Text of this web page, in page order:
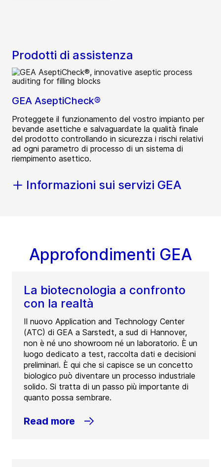
Prodotti di assistenza
GEA AseptiCheck®
Proteggete il funzionamento del vostro impianto per
bevande asettiche e salvaguardate la qualità finale
del prodotto controllando in sicurezza i rischi relativi
ad ogni parametro di processo di un sistema di
riempimento asettico.
Informazioni sui servizi GEA
Approfondimenti GEA
La biotecnologia a confronto
con la realtà
Il nuovo Application and Technology Center
(ATC) di GEA a Sarstedt, a sud di Hannover,
non è né uno showroom né un laboratorio. È un
luogo dedicato a test, raccolta dati e decisioni
preliminari. È qui che si capisce se un concetto
biologico può diventare un processo industriale
solido. Si tratta di un passo più importante di
quanto possa sembrare.
Read more